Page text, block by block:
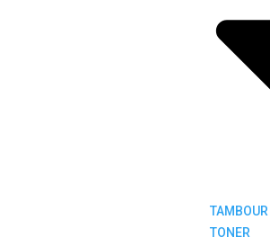
TAMBOUR
TONER